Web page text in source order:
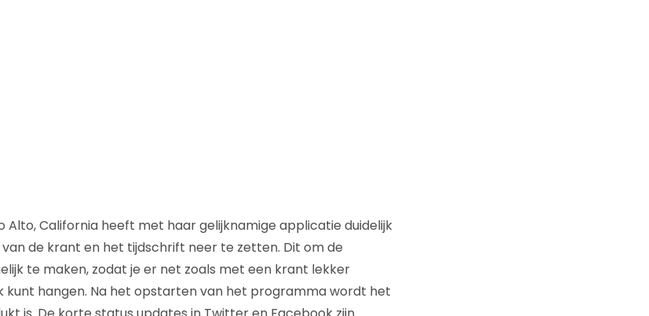
Alto, California heeft met haar gelijknamige applicatie duidelijk
de krant en het tijdschrift neer te zetten. Dit om de
te maken, zodat je er net zoals met een krant lekker
hangen. Na het opstarten van het programma wordt het